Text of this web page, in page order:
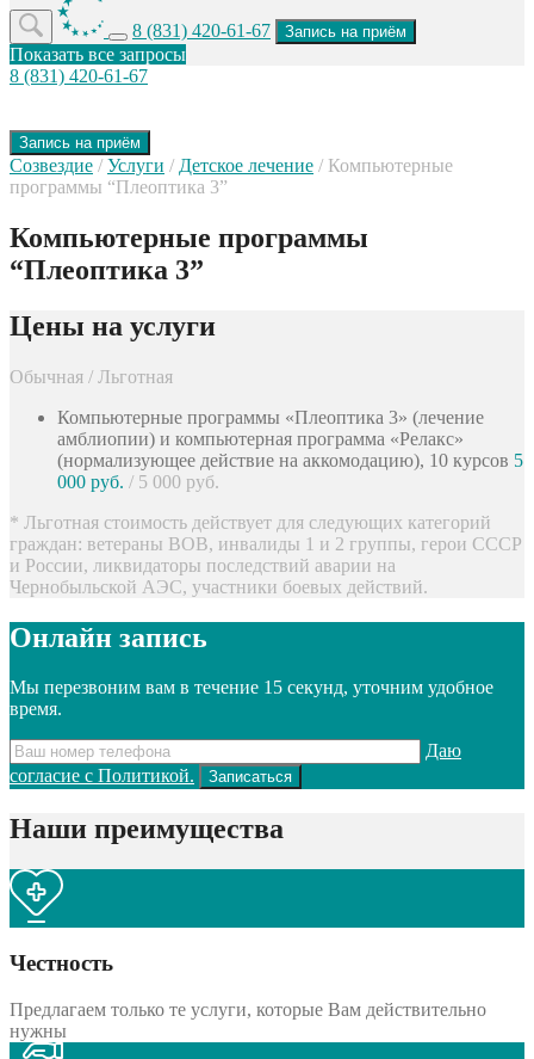
8 (831) 420-61-67 Запись на приём
Показать все запросы
8 (831) 420-61-67
Запись на приём
Созвездие / Услуги / Детское лечение / Компьютерные
программы “Плеоптика 3”
Компьютерные программы
“Плеоптика 3”
Цены на услуги
Обычная / Льготная
Компьютерные программы «Плеоптика 3» (лечение
амблиопии) и компьютерная программа «Релакс»
(нормализующее действие на аккомодацию), 10 курсов 5
000 руб. / 5 000 руб.
* Льготная стоимость действует для следующих категорий
граждан: ветераны ВОВ, инвалиды 1 и 2 группы, герои СССР
и России, ликвидаторы последствий аварии на
Чернобыльской АЭС, участники боевых действий.
Онлайн запись
Мы перезвоним вам в течение 15 секунд, уточним удобное
время.
Даю
согласие с Политикой.
Наши преимущества
Честность
Предлагаем только те услуги, которые Вам действительно
нужны